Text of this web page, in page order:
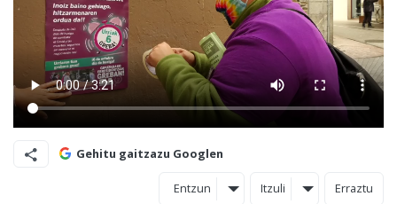
Gehitu gaitzazu Googlen
Entzun Itzuli Erraztu